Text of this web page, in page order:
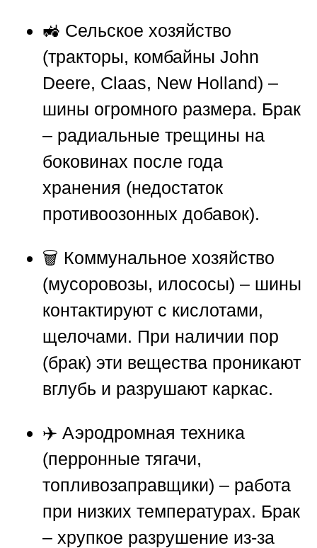
🚜 Сельское хозяйство
(тракторы, комбайны John
Deere, Claas, New Holland) –
шины огромного размера. Брак
– радиальные трещины на
боковинах после года
хранения (недостаток
противоозонных добавок).
🗑️ Коммунальное хозяйство
(мусоровозы, илососы) – шины
контактируют с кислотами,
щелочами. При наличии пор
(брак) эти вещества проникают
вглубь и разрушают каркас.
✈️ Аэродромная техника
(перронные тягачи,
топливозаправщики) – работа
при низких температурах. Брак
– хрупкое разрушение из-за